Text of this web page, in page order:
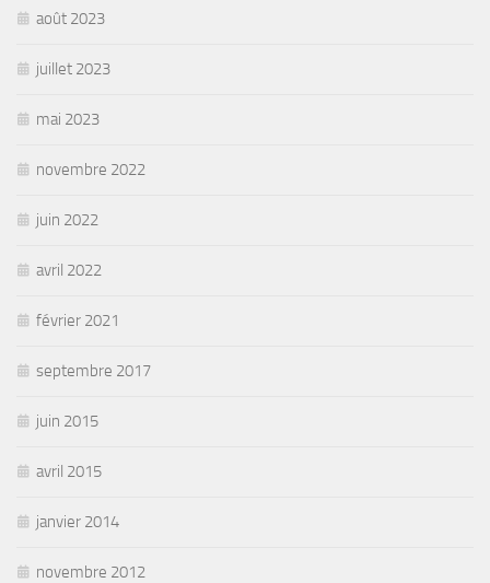
août 2023
juillet 2023
mai 2023
novembre 2022
juin 2022
avril 2022
février 2021
septembre 2017
juin 2015
avril 2015
janvier 2014
novembre 2012